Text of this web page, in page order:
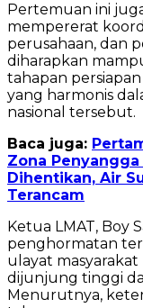
Pertemuan ini
mempererat
perusahaan, dan
diharapkan
tahapan
yang harmonis
nasional tersebut.
Baca juga:
Zona
Dihentikan, Air
Terancam
Ketua LMAT, Boy
penghormatan
ulayat
dijunjung tinggi
Menurutnya,